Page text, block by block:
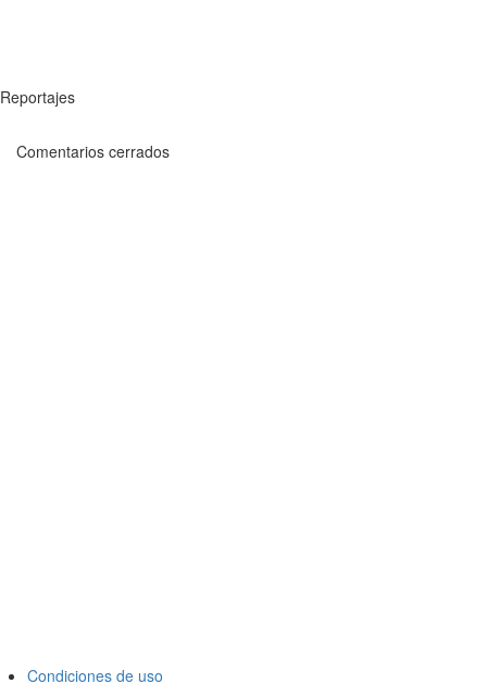
Reportajes
Comentarios cerrados
Condiciones de uso